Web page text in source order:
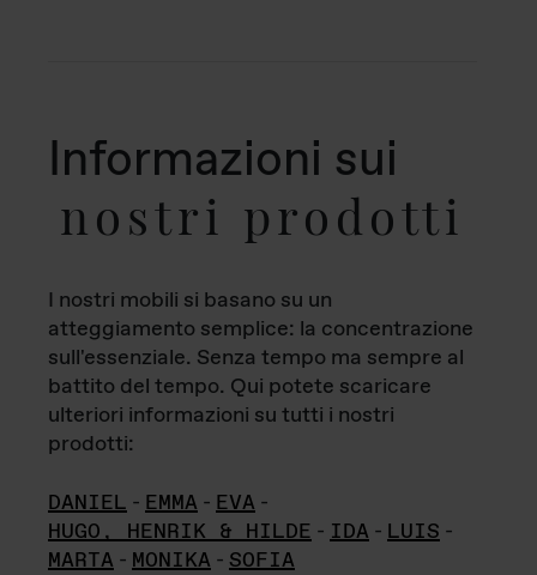
Informazioni sui
nostri prodotti
I nostri mobili si basano su un
atteggiamento semplice: la concentrazione
sull'essenziale. Senza tempo ma sempre al
battito del tempo. Qui potete scaricare
ulteriori informazioni su tutti i nostri
prodotti:
DANIEL - EMMA - EVA -
HUGO, HENRIK & HILDE - IDA - LUIS -
MARTA - MONIKA - SOFIA